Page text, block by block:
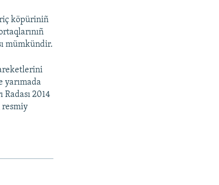
köpüriniñ
mümkündir.
areketlerini
yarımada
2014
resmiy